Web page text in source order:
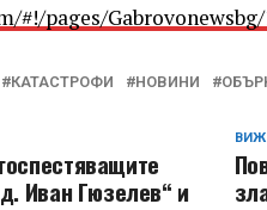
pages/Gabrovonewsbg/
КАТАСТРОФИ НОВИНИ
Иван Гюзелев“ и